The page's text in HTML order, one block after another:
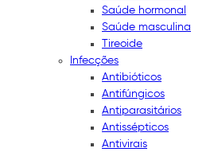
Saúde hormonal
Saúde masculina
Tireoide
Infecções
Antibióticos
Antifúngicos
Antiparasitários
Antissépticos
Antivirais